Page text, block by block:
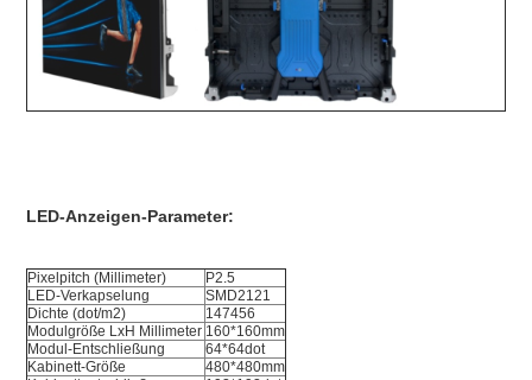
LED-Anzeigen-Parameter:
Pixelpitch (Millimeter)
P2.5
LED-Verkapselung
SMD2121
Dichte (dot/m2)
147456
Modulgröße LxH Millimeter 160*160mm
Modul-Entschließung
64*64dot
Kabinett-Größe
480*480mm